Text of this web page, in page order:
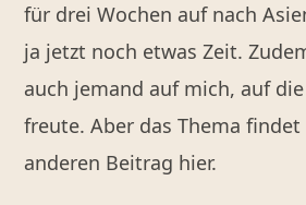
für drei Wochen auf nach
ja jetzt noch etwas Zeit.
auch jemand auf mich, auf
freute. Aber das Thema
anderen Beitrag hier.